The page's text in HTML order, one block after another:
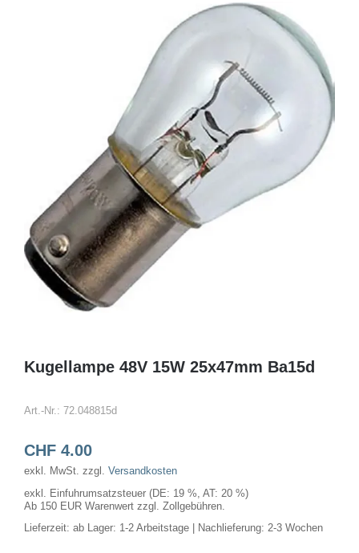
Kugellampe 48V 15W 25x47mm Ba15d
Art.-Nr.: 72.048815d
CHF4.00
exkl. MwSt. zzgl. Versandkosten
exkl. Einfuhrumsatzsteuer (DE: 19 %, AT: 20 %)
Ab 150 EUR Warenwert zzgl. Zollgebühren.
Lieferzeit: ab Lager: 1-2 Arbeitstage | Nachlieferung: 2-3 Wochen